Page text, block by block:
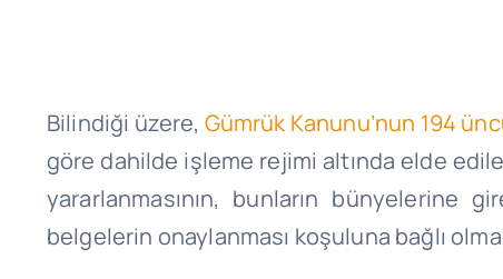
Bilindiği üzere, Gümrük Kanunu’nun 194
göre dahilde işleme rejimi altında elde
yararlanmasının, bunların bünyelerine
belgelerin onaylanması koşuluna bağlı